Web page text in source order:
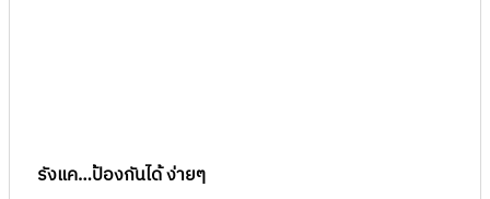
รังแค…ป้องกันได้ ง่ายๆ